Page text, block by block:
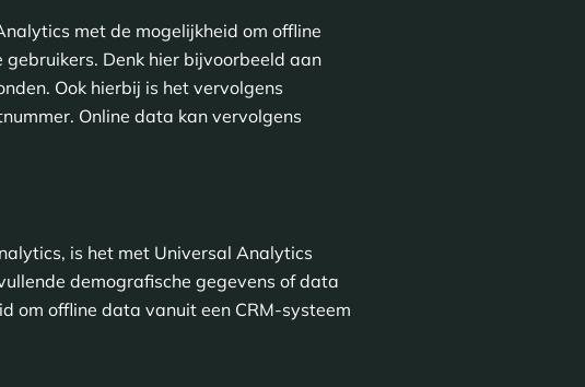
met de mogelijkheid om offline
Denk hier bijvoorbeeld aan
Ook hierbij is het vervolgens
Online data kan vervolgens
is het met Universal Analytics
demografische gegevens of data
om offline data vanuit een CRM-systeem